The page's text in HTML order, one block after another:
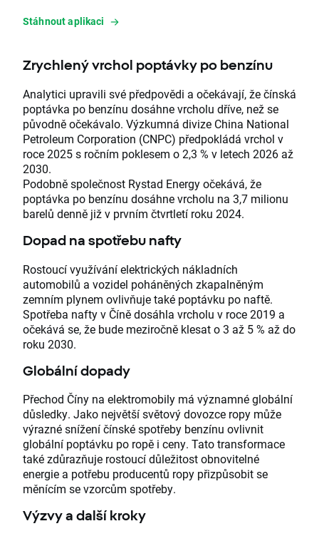
Stáhnout aplikaci
Zrychlený vrchol poptávky po benzínu
Analytici upravili své předpovědi a očekávají, že čínská
poptávka po benzínu dosáhne vrcholu dříve, než se
původně očekávalo. Výzkumná divize China National
Petroleum Corporation (CNPC) předpokládá vrchol v
roce 2025 s ročním poklesem o 2,3 % v letech 2026 až
2030.
Podobně společnost Rystad Energy očekává, že
poptávka po benzínu dosáhne vrcholu na 3,7 milionu
barelů denně již v prvním čtvrtletí roku 2024.
Dopad na spotřebu nafty
Rostoucí využívání elektrických nákladních
automobilů a vozidel poháněných zkapalněným
zemním plynem ovlivňuje také poptávku po naftě.
Spotřeba nafty v Číně dosáhla vrcholu v roce 2019 a
očekává se, že bude meziročně klesat o 3 až 5 % až do
roku 2030.
Globální dopady
Přechod Číny na elektromobily má významné globální
důsledky. Jako největší světový dovozce ropy může
výrazné snížení čínské spotřeby benzínu ovlivnit
globální poptávku po ropě i ceny. Tato transformace
také zdůrazňuje rostoucí důležitost obnovitelné
energie a potřebu producentů ropy přizpůsobit se
měnícím se vzorcům spotřeby.
Výzvy a další kroky